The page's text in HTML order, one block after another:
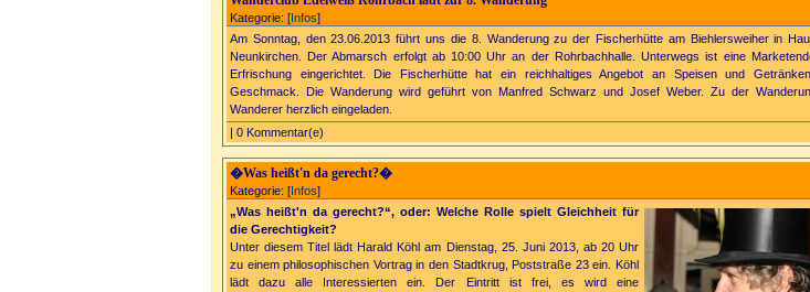
Kategorie: [ Infos]
Am Sonntag, den 23.06.2013 führt uns die 8. Wanderung zu der Fischerhütte am Biehlersweiher in
Neunkirchen. Der Abmarsch erfolgt ab 10:00 Uhr an der Rohrbachhalle. Unterwegs ist eine
Erfrischung eingerichtet. Die Fischerhütte hat ein reichhaltiges Angebot an Speisen und
Geschmack. Die Wanderung wird geführt von Manfred Schwarz und Josef Weber. Zu der
Wanderer herzlich eingeladen.
| 0 Kommentar(e)
�Was heißt'n da gerecht?�
Kategorie: [ Infos]
„Was heißt'n da gerecht?“, oder: Welche Rolle spielt Gleichheit für
die Gerechtigkeit?
Unter diesem Titel lädt Harald Köhl am Dienstag, 25. Juni 2013, ab 20 Uhr
zu einem philosophischen Vortrag in den Stadtkrug, Poststraße 23 ein. Köhl
lädt dazu alle Interessierten ein. Der Eintritt ist frei, es wird eine